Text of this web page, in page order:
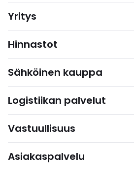
Yritys
Hinnastot
Sähköinen kauppa
Logistiikan palvelut
Vastuullisuus
Asiakaspalvelu